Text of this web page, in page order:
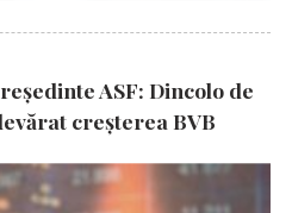
ASF: Dincolo de
creșterea BVB